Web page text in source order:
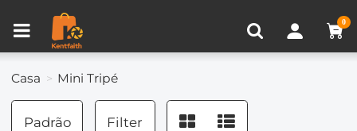
0
Comparar produtos (0)
Casa Mini Tripé
Padrão Filter